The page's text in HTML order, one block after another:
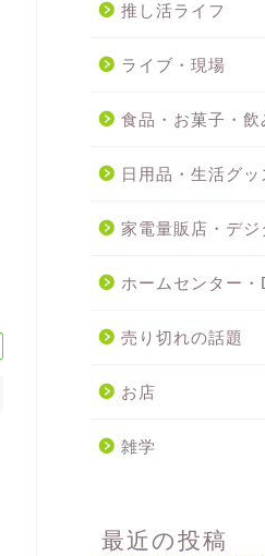
推し活ライフ
ライブ・現場
食品・お菓子・飲
日用品・生活グッ
家電量販店・デジ
ホームセンター・
売り切れの話題
お店
雑学
最近の投稿